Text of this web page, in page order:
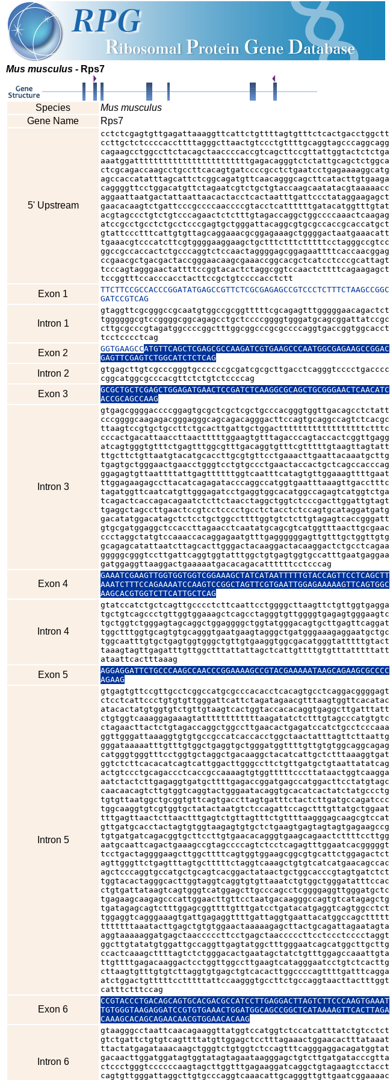
Mus musculus - Rps7
Species
Mus musculus
Gene Name
Rps7
5' Upstream
cctctcgagtgttgagattaaaggttcattctgttttagtgtttctcactgacctggctt
ccttgctctccccaccttttagggcttaactgtccctgttttgcaggtagcccaggcagg
cagaagcctggccttctacagctaaccccaccgtcagcttccgttattggtactctctga
aaatggattttttttttttttttttttttttgagacagggtctctattgcagctctggca
ctcgcagaccaagcctgccttcacagtgatccccgcctctgaatcctgagaaaaggcatg
agccaccatatttagcattctcggcagatgttcaacagggcagcttcatacttgtgaaga
caggggttcctggacatgttctagaatcgtctgctgtaccaagcaatatacgtaaaaacc
aggaattaatgactattaattaacactacctcactaatttgattccctataggaagagct
gaacacaagtctgattcccgccccaaccccgtacctcattttttgatacatggtttgtat
acgtagccctgtctgtcccagaactctctttgtagaccaggctggccccaaactcaagag
atccgcctgcctctgcctcccgagtgctgggattacaggcgtgcgccaccgcaccatgct
gtattccctttcattgtgttagcaggaaacgcggagaaagctggggactaatgaaacatt
tgaaacgtcccatcttcgtggggaaggaagctgctttctttctttttcctagggccgtcc
ggccgccaccactctgcccaggtctccaactaggggagcggagaattttcaccaacggag
ccgaacgctgacgactaccgggaacaagcgaaaccggcacgctcatcctcccgcattagt
tcccagtagggaactattttccggtacactctaggcggtccaactcttttcagaagagct
tccggtttccacccacctacttccgctgtccccacctctt
Exon 1
TTCTTCCGCCACCCGGATATGAGCCGTTCTCGCGAGAGCCGTCCCTCTTTCTAAGCCGGC
GATCCGTCAG
Intron 1
gtaggttcgcgggccgcaatgtggccgcggtttttcgcagagtttgggggaacagactct
tggggggcgtccggggcggcagagcctgctccccggggtgggatgcagcggattatccgc
cttgcgcccgtagatggccccggctttggcggcccgcgccccaggtgaccggtggcacct
tcctcccctcag
Exon 2 GGTGAAGCCATGTTCAGCTCGAGCGCCAAGATCGTGAAGCCCAATGGCGAGAAGCCGGAC
GAGTTCGAGTCTGGCATCTCTCAG
Intron 2
gtgagcttgtcgcccgggtgccccccgcgatcgcgcttgacctcagggtcccctgacccc
cggcatggcgcccacgttctctgtctccccag
Exon 3
GCGCTGCTCGAGCTGGAGATGAACTCCGATCTCAAGGCGCAGCTGCGGGAACTCAACATC
ACCGCAGCCAAG
Intron 3
gtgagcggggaccccggagtgcgctcgctcgctgcccacgggtggttgacagcctctatt
cccggggcaagagacgggagggcagcagacagggacttccagtgcaggccagtctcacgc
ttaagtccgtgctgccttctgcacttgattgctggacttttttttttttttttttctttc
cccactgacattaaccttaactttttggaagtgtttagacccagtaccactcggttgagg
atcagtgggtgtttctgagtttggcgtttgacaggtgtttcgtttttgtaagttagtatt
ttgcttctgttaatgtacatgcaccttgcgtgttcctgaaacttgaattacaaatgcttg
tgagtgctgggaactgaacctgggtcctgtgccctgaactaccactgctcagccacccag
ggagagtgttaattttattgagttttttggtcaatttcatagtgttggaaagttttgaat
ttggagaagagccttacatcagagatacccaggccatggtgaatttaaagttgacctttc
tagatggttcaatcatgttgggagatcctgaggtggcacatggccagagtcatggtctga
tcagactcaccagacagaatctcttctaacctaggctggtctcccgacttggattgtagt
tgaggctagccttgaactccgtcctcccctgcctctacctctccagtgcataggatgatg
gacatatggacatagctctcctgctggccttttggtgtctcttgtagagtcaccgggatt
gtgcgatggaggctccaccttagaacctcaatatgcagcgtcatggtttaacttgcgaac
ccctaggctatgtccaaaccacaggagaatgtttgaggggggagttgtttgctggttgtg
gcagagcatattaatcttagcacttgggactacaaggactacaaggactctgcctcagaa
gggggcgggtccttgattcaggtggtatttggctgtgagtggtgccatttgaatgaggaa
gatggaggttaaggactgaaaaatgacacagacattttttcctcccag
Exon 4
GAAATCGAAGTTGGTGGTGGTCGGAAAGCTATCATAATTTTTGTACCAGTTCCTCAGCTT
AAATCTTTCCAGAAAATCCAAGTCCGGCTAGTTCGTGAATTGGAGAAAAAGTTCAGTGGC
AAGCACGTGGTCTTCATTGCTCAG
Intron 4
gtatccatctgctcagttgcccctcttcaattcctggggcttaagttctgttggtgagga
tgctgtcagccctgttggtggaaagctcagcctagggtgttggggtgagagtgggaagtc
tgctggtctgggagtagcaggctggaggggctggtatgggacagtgcttgagttcaggat
tggctttggtgcagtgtgcagggtgaatgaagtagggctgatgggaaagaggaatgctgc
tggcaatttgtgctgagtggtgggctgttgtgaaggtggcgacatgggtatttttgtact
taaagtagttgagatttgttggctttattattagctcattgttttgtgtttatttttatt
ataattcactttaaag
Exon 5
AGGAGGATTCTGCCCAAGCCAACCCGGAAAAGCCGTACGAAAAATAAGCAGAAGCGCCCC
AGAAG
Intron 5
gtgagtgttccgttgcctcggccatgcgcccacacctcacagtgcctcaggacggggagt
ctcctcattccctgtgtgttgggattcattctagatagaacgtttaagtggttcacatac
atacactatgtggtgtctgttgtaagtcactggtaccacacaggtgaggcttgatttatt
ctgtggtcaaaggagaaagtattttttttttttaagatatctctttgtagcccatgtgtc
ctagaacttactctgtagaccaggctggccttgaacactgagatccatctgcctcccaaa
ggttgggattaaaggtgtgtgccgccatcaccacctggctaactatttagttcttaattg
gggataaaaatttgtttgtggctgaggtgctgggatggttttgttgtgtggcaggcagag
catgggtgggtttcctggtgctaggctgacaaggctacatcattgctctttaaaggtgat
ggtctcttcacacatcagtcattggacttgggccttctgttgatgctgtaattatatcag
actgtccctgcagaccctcaccgccaaaagtgtggtttttcccttataactggtcaagga
aatctactcttgagaggtgatgcttttgagaccggatgagccatggacttcctatgtagc
caacaacagtcttgtggtcaggtactgggaatacaggtgcacatcactatctatgccctg
tgtgttaatggctgcggtgttcagtgaccttagtgatttctactcttgatgccagatccc
tggcaaggtgtcgtggtgctatactaatgtctccagattccagctttgttatgctggaat
tttgagttaactcttaactttgagtctgttagtttctgttttaagggagcaagcgtccat
gttgatgcacctactagtgtggtaagagtgtgctctgaagtgagtagtagtgagaagccg
tgtgatgatcagacggtgcttccttgtgaacacagggtgaagcagaactcttttccttgg
aatgcaattcagactgaaagccgtagccccagtctcctcagagtttggaatcacgggggt
tcctgactaggggaagcttggcttttcagtggtggaagcggcgtgcattctggagactct
agttgggttctgagtttagtgctttttctaggtcaaagctgtgtcatcatgaacagccac
agctcccaggtgccatgctgcagtcacggactataactgctggcacccgtagtgatctct
tggtacactagggcacttggtaggtcaggtgtgttaaatctgtggctgggatatttccac
ctgtgattataagtcagtgggtcatggagcttgcccagcctcggggaggttgggatgctc
tgagaagcaagagcccattggaacttgttcctaatgacaagggccagtgtcatagagctg
tgatagagcagtctttggagcggttttgtttgatcctgatacatgaggtcagtggcctct
tggaggtcagggaaagtgattgagaggttttgattaggtgaattacatggccagcttttt
tttttttaaatacttgagctgtgtggaactaaaaagagcttactgcagattagaatagta
aggtaaaaaggatgagctaacccccttcctgagctaacccccttcctccctcccctaggt
ggcttgtatatgtggattgccaggttgagtatggctttgggaatcagcatggcttgcttg
ccactcaaagcttttagtctctgggacactgaatagctatctgtttggagccaaattgta
ttgttttgagacaaggactcctggttggccttgaagtcatagggaatcctgtctcacttg
cttaagtgtttgtgtcttaggtgtgagctgtcacacttggccccagttttgatttcagga
atctggactgtttttcctttttattccaagggtgccttctgccaggtaacttactttggt
catttctttccag
Exon 6
CCGTACCCTGACAGCAGTGCACGACGCCATCCTTGAGGACTTAGTCTTCCCAAGTGAAAT
TGTGGGTAAGAGGATCCGTGTGAAACTGGATGGCAGCCGGCTCATAAAAGTTCACTTAGA
CAAAGCACAGCAGAACAACGTGGAACACAAG
Intron 6
gtaagggcctaattcaacagaaggttatggtccatggtctccatcatttatctgtcctct
gtctgattctgtgtcagttttatgttggagctcctttagaaactggaacactttataaat
ttactatgagataaacaagctgggtctgtggtctccagtttcagggaggacagatggtat
gacaacttggatggatagtggtatagtagaataagggagctgtcttgatgatacccgtta
ctccctgggtccccccaagtagcttggtttgagaaggatcaggctgtagaagtcctacct
cagtgttgggattaggcttgtgcccaggtcaaacattgcagggttgttgaatcggaaaac